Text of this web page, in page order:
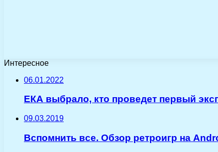
Интересное
06.01.2022
ЕКА выбрало, кто проведет первый
09.03.2019
Вспомнить все. Обзор ретроигр на